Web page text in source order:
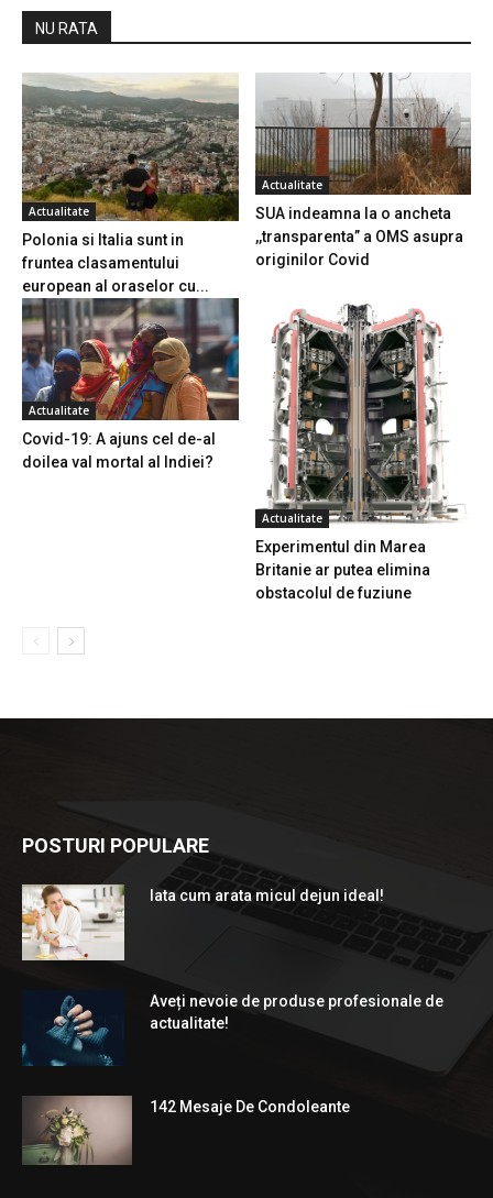
NU RATA
Actualitate
Polonia si Italia sunt in
fruntea clasamentului
european al oraselor cu...
Actualitate
SUA indeamna la o ancheta
,,transparenta” a OMS asupra
originilor Covid
Actualitate
Covid-19: A ajuns cel de-al
doilea val mortal al Indiei?
Actualitate
Experimentul din Marea
Britanie ar putea elimina
obstacolul de fuziune
POSTURI POPULARE
Iata cum arata micul dejun ideal!
Aveți nevoie de produse profesionale de
actualitate!
142 Mesaje De Condoleante